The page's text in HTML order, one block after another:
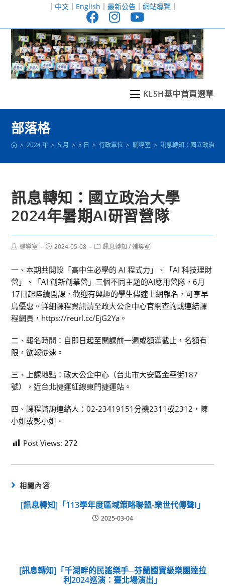
至
｜ 中文｜ English ｜ 最新公告｜ 網站導覽｜
KLSH基中首頁選單
部落格
> 2024 年 > 5 月 > 8 日 > 行政單位 > 輔導室 > 訊息轉知：國立政治大
訊息轉知：國立政治大學
2024年暑期AI研習營隊
Post輔導室
Post2024-05-08
Post訊息轉知 / 輔導室
一、本期共開設「高中生必學的 AI 程式力」、「AI 科技理財
營」、「AI 創新創業營」三個不同主題的AI應用營隊，6月
17日起陸續開課，歡迎有興趣的學生儘速上網報名，可享早
鳥優惠。詳細課程資訊請至政大公企中心官網查詢或連結課
程網頁，https://reurl.cc/EjG2Ya。
二、報名時間：自即日起至開課前一週或額滿截止，名額有
限，欲報從速。
三、上課地點：政大公企中心（台北市大安區金華街187
號），近台北捷運紅線東門捷運站。
四、課程諮詢連絡人：02-23419151分機2311或2312，陳
小姐或彭小姐。
Post Views: 272
相關內容
[訊息轉知]「113學年度區域策略聯盟-樂世代傳聲I」
2025-03-04
[訊息轉知]「千湖畔的民謠樂手─芬蘭國寶級樂團達拉
利2024巡演：臺北場演出」